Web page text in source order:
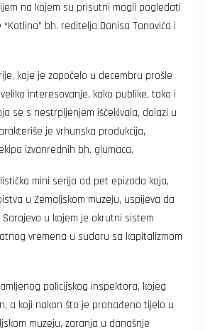
na kojem su prisutni mogli pogledati
bh. reditelja Danisa Tanovića i
koje je započelo u decembru prošle
interesovanje, kako publike, tako i
se s nestrpljenjem iščekivala, dolazi u
je vrhunska produkcija,
izvanrednih bh. glumaca.
mini serija od pet epizoda koja,
u Zemaljskom muzeju, uspijeva da
u kojem je okrutni sistem
vremena u sudaru sa kapitalizmom
policijskog inspektora, kojeg
a koji nakon što je pronađeno tijelo u
muzeju, zaranja u današnje